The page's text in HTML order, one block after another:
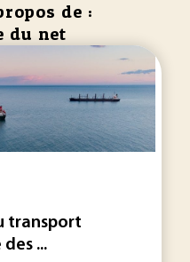
de :
du net
transport
...